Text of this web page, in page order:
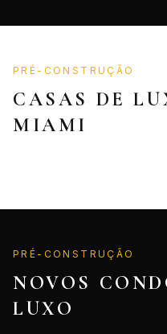
PRÉ-CONSTRUÇÃO
CASAS DE
MIAMI
PRÉ-CONSTRUÇÃO
NOVOS
LUXO